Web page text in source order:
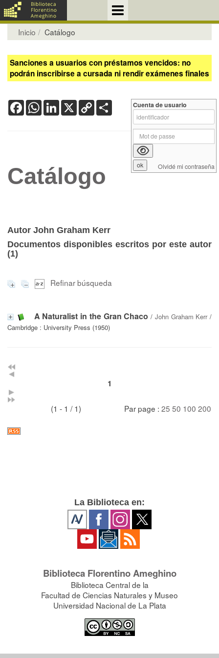
Inicio Catálogo
Sanciones a usuarios con préstamos vencidos: no
podrán inscribirse a cursada ni rendir exámenes finales
FacebookWhatsApp
LinkedIn
X Copy
Link
Catálogo
Autor John Graham Kerr
Documentos disponibles escritos por este autor
(1)
Refinar búsqueda
A Naturalist in the Gran Chaco / John Graham Kerr/
Cambridge : University Press (1950)
1
(1 - 1 / 1) Par page : 25 50 100 200
Cuenta de usuario
Olvidé mi contraseña
La Biblioteca en:
Biblioteca Florentino Ameghino
Biblioteca Central de la
Facultad de Ciencias Naturales y Museo
Universidad Nacional de La Plata